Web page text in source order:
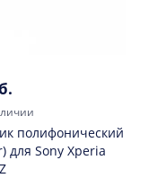
полифонический
для Sony Xperia